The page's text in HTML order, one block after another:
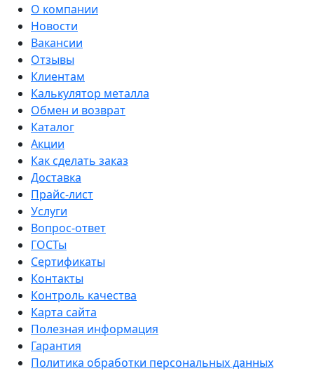
О компании
Новости
Вакансии
Отзывы
Клиентам
Калькулятор металла
Обмен и возврат
Каталог
Акции
Как сделать заказ
Доставка
Прайс-лист
Услуги
Вопрос-ответ
ГОСТы
Сертификаты
Контакты
Контроль качества
Карта сайта
Полезная информация
Гарантия
Политика обработки персональных данных